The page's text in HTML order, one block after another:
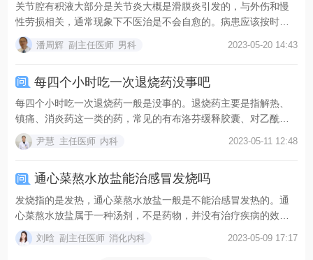
关节腔有积液大部分是关节炎大概是滑膜炎引发的，与外伤和慢
性劳损相关，通常现象下不医治是不会自愈的。病患应该按时到
正...
潘周辉 副主任医师 男科 2023-05-20 14:43
每四个小时吃一次退烧药没事吧
每四个小时吃一次退烧药一般是没事的。退烧药主要是指解热、
镇痛、消炎药这一类的药，常见的有布洛芬缓释胶囊、对乙酰氨
基...
尹慧 主任医师 内科 2023-05-11 12:48
通心菜熬水放盐能治感冒发烧吗
发烧指的是发热，通心菜熬水放盐一般是不能治感冒发热的。通
心菜熬水放盐属于一种汤剂，不是药物，并没有治疗疾病的效
果，...
刘晗 副主任医师 消化内科 2023-05-09 17:17